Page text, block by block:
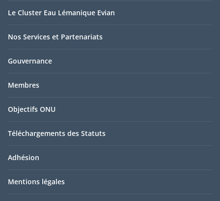
Le Cluster Eau Lémanique Evian
Nos Services et Partenariats
Gouvernance
Membres
Objectifs ONU
Téléchargements des Statuts
Adhésion
Mentions légales